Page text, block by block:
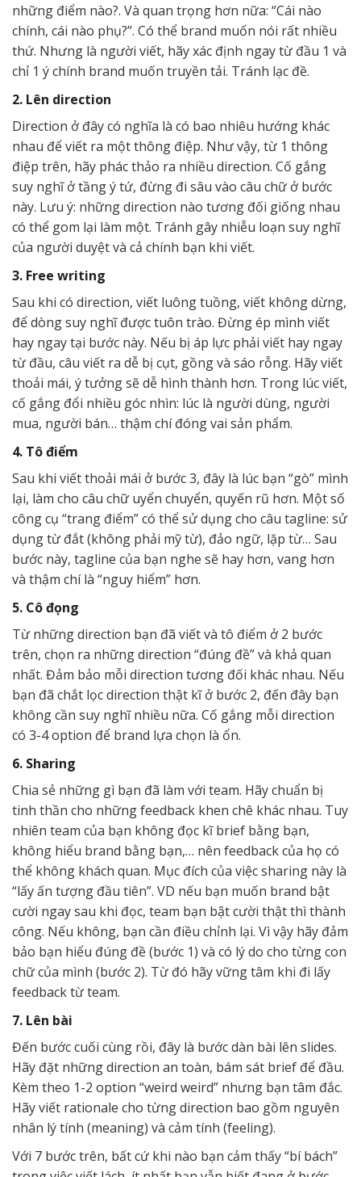
những điểm nào?. Và quan trọng hơn nữa: “Cái nào
chính, cái nào phụ?”. Có thể brand muốn nói rất nhiều
thứ. Nhưng là người viết, hãy xác định ngay từ đầu 1 và
chỉ 1 ý chính brand muốn truyền tải. Tránh lạc đề.
2. Lên direction
Direction ở đây có nghĩa là có bao nhiêu hướng khác
nhau để viết ra một thông điệp. Như vậy, từ 1 thông
điệp trên, hãy phác thảo ra nhiều direction. Cố gắng
suy nghĩ ở tầng ý tứ, đừng đi sâu vào câu chữ ở bước
này. Lưu ý: những direction nào tương đối giống nhau
có thể gom lại làm một. Tránh gây nhiễu loạn suy nghĩ
của người duyệt và cả chính bạn khi viết.
3. Free writing
Sau khi có direction, viết luông tuồng, viết không dừng,
để dòng suy nghĩ được tuôn trào. Đừng ép mình viết
hay ngay tại bước này. Nếu bị áp lực phải viết hay ngay
từ đầu, câu viết ra dễ bị cụt, gồng và sáo rỗng. Hãy viết
thoải mái, ý tưởng sẽ dễ hình thành hơn. Trong lúc viết,
cố gắng đổi nhiều góc nhìn: lúc là người dùng, người
mua, người bán… thậm chí đóng vai sản phẩm.
4. Tô điểm
Sau khi viết thoải mái ở bước 3, đây là lúc bạn “gò” mình
lại, làm cho câu chữ uyển chuyển, quyến rũ hơn. Một số
công cụ “trang điểm” có thể sử dụng cho câu tagline: sử
dụng từ đắt (không phải mỹ từ), đảo ngữ, lặp từ… Sau
bước này, tagline của bạn nghe sẽ hay hơn, vang hơn
và thậm chí là “nguy hiểm” hơn.
5. Cô đọng
Từ những direction bạn đã viết và tô điểm ở 2 bước
trên, chọn ra những direction “đúng đề” và khả quan
nhất. Đảm bảo mỗi direction tương đối khác nhau. Nếu
bạn đã chắt lọc direction thật kĩ ở bước 2, đến đây bạn
không cần suy nghĩ nhiều nữa. Cố gắng mỗi direction
có 3-4 option để brand lựa chọn là ổn.
6. Sharing
Chia sẻ những gì bạn đã làm với team. Hãy chuẩn bị
tinh thần cho những feedback khen chê khác nhau. Tuy
nhiên team của bạn không đọc kĩ brief bằng bạn,
không hiểu brand bằng bạn,… nên feedback của họ có
thể không khách quan. Mục đích của việc sharing này là
“lấy ấn tượng đầu tiên”. VD nếu bạn muốn brand bật
cười ngay sau khi đọc, team bạn bật cười thật thì thành
công. Nếu không, bạn cần điều chỉnh lại. Vì vậy hãy đảm
bảo bạn hiểu đúng đề (bước 1) và có lý do cho từng con
chữ của mình (bước 2). Từ đó hãy vững tâm khi đi lấy
feedback từ team.
7. Lên bài
Đến bước cuối cùng rồi, đây là bước dàn bài lên slides.
Hãy đặt những direction an toàn, bám sát brief để đầu.
Kèm theo 1-2 option “weird weird” nhưng bạn tâm đắc.
Hãy viết rationale cho từng direction bao gồm nguyên
nhân lý tính (meaning) và cảm tính (feeling).
Với 7 bước trên, bất cứ khi nào bạn cảm thấy “bí bách”